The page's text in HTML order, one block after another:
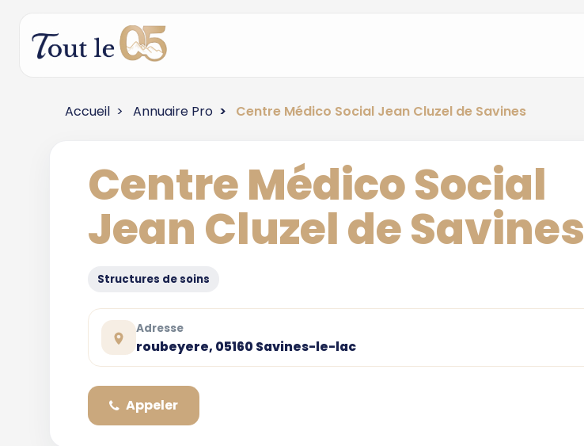
Accueil Annuaire Pro Centre Médico Social Jean Cluzel de Savines
Centre Médico Social
Jean Cluzel de Savines
Structures de soins
Adresse
roubeyere, 05160 Savines-le-lac
Appeler